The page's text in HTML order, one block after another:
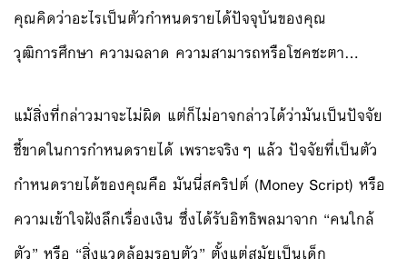
คุณคิดว่าอะไรเป็นตัวกำหนดรายได้ปัจจุบันของคุณ
วุฒิการศึกษา ความฉลาด ความสามารถหรือโชคชะตา…
แม้สิ่งที่กล่าวมาจะไม่ผิด แต่ก็ไม่อาจกล่าวได้ว่ามันเป็นปัจจัย
ชี้ขาดในการกําหนดรายได้ เพราะจริงๆ แล้ว ปัจจัยที่เป็นตัว
กําหนดรายได้ของคุณคือ มันนี่สคริปต์ (Money Script) หรือ
ความเข้าใจฝังลึกเรื่องเงิน ซึ่งได้รับอิทธิพลมาจาก “คนใกล้